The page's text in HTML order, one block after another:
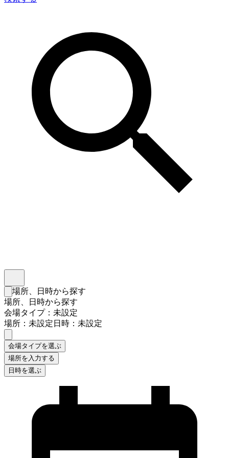
検索フォームを閉じる
場所、日時から探す
場所、日時から探す
会場タイプ：未設定
場所：未設定日時：未設定
会場タイプを選ぶ
場所を入力する
日時を選ぶ